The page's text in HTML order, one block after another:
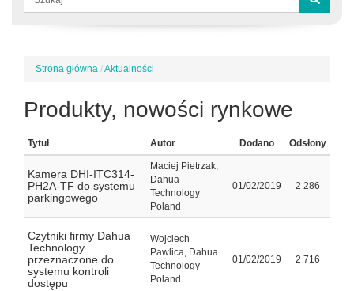
wyszukiwania
Jesteś
Strona główna /Aktualności
Produkty, nowości rynkowe
Tytuł Autor Dodano Odsłony
Kamera DHI-ITC314-
PH2A-TF do systemu
parkingowego
Maciej Pietrzak,
Dahua
Technology
Poland
01/02/2019 2 286
Czytniki firmy Dahua
Technology
przeznaczone do
systemu kontroli
dostępu
Wojciech
Pawlica, Dahua
Technology
Poland
01/02/2019 2 716